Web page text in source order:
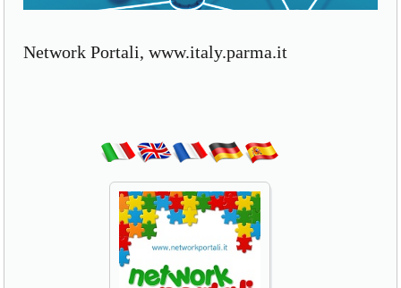
Network Portali, www.italy.parma.it